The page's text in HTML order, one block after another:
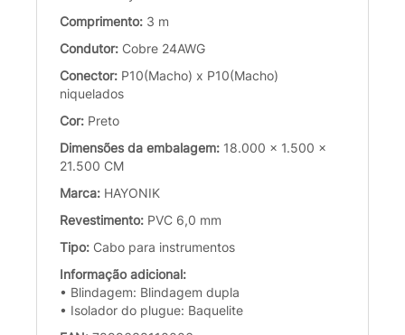
Comprimento: 3 m
Condutor: Cobre 24AWG
Conector: P10(Macho) x P10(Macho)
niquelados
Cor: Preto
Dimensões da embalagem: 18.000 x 1.500 x
21.500 CM
Marca: HAYONIK
Revestimento: PVC 6,0 mm
Tipo: Cabo para instrumentos
Informação adicional:
• Blindagem: Blindagem dupla
• Isolador do plugue: Baquelite